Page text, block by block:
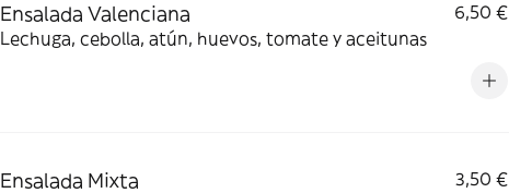
Ensalada Valenciana
6,50 €
Lechuga, cebolla, atún, huevos, tomate y aceitunas
Ensalada Mixta
3,50 €